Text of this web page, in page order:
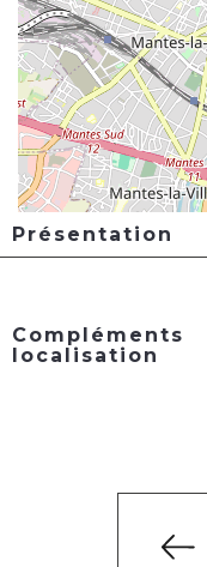
Présentation
Compléments
localisation